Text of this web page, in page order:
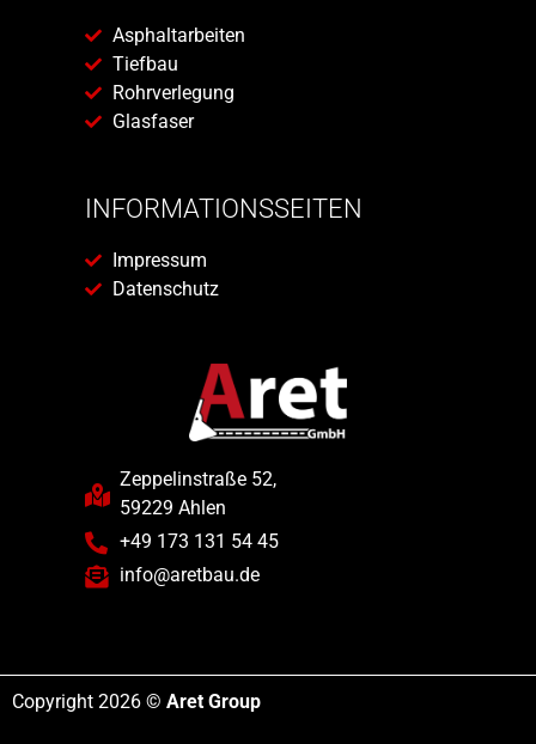
Asphaltarbeiten
Tiefbau
Rohrverlegung
Glasfaser
INFORMATIONSSEITEN
Impressum
Datenschutz
Zeppelinstraße 52,
59229 Ahlen
+49 173 131 54 45
info@aretbau.de
Copyright 2026 © Aret Group